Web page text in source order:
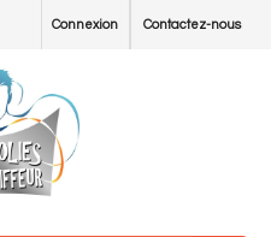
Contactez-nous
Connexion